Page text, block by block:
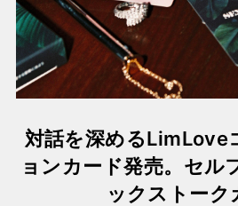
対話を深めるLimLove
ョンカード発売。セル
ックストーク